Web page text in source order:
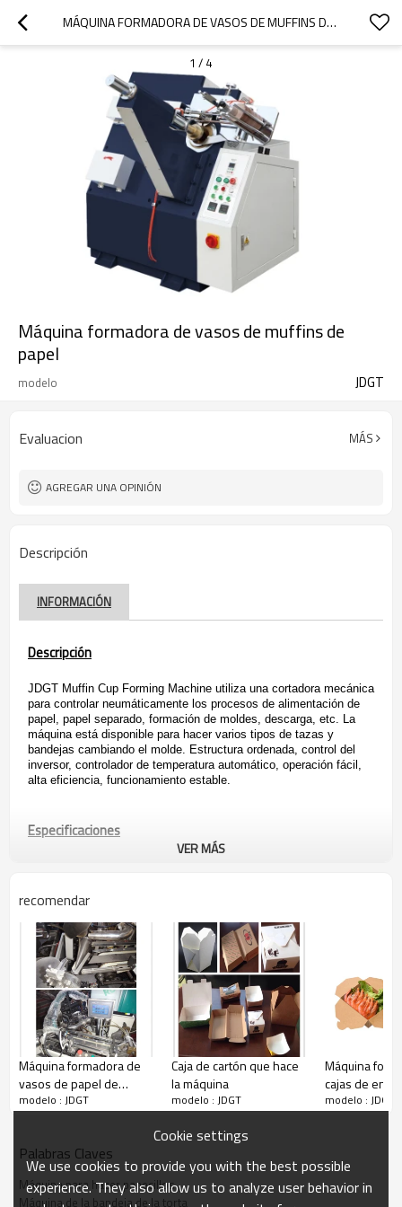
MÁQUINA FORMADORA DE VASOS DE MUFFINS DE PAPEL
1 / 4
Máquina formadora de vasos de muffins de
papel
modelo JDGT
Evaluacion MÁS
AGREGAR UNA OPINIÓN
Descripción
INFORMACIÓN
Descripción
JDGT Muffin Cup Forming Machine utiliza una cortadora mecánica
para controlar neumáticamente los procesos de alimentación de
papel, papel separado, formación de moldes, descarga, etc. La
máquina está disponible para hacer varios tipos de tazas y
bandejas cambiando el molde. Estructura ordenada, control del
inversor, controlador de temperatura automático, operación fácil,
alta eficiencia, funcionamiento estable.
Especificaciones
Tamaño de papel
Sustrato Papel a prueba de aceite 30-40 g /
m2
Velocidad
15-20 piezas / carrera, 20-40
carrera / min
Fuente de alimentación
380v / 1p / 50hz
Poder total
2.5 kw (motor de 1.5 kw,
calentador de 1 kw)
Suministro de aire
0.6 Mpa, 0.3 m3/ min (no
incluido)
Peso
500 kg
Tamaño de la caja del paquete
1500 x 1300 x 1400 mm
Máquina
VER MÁS
recomendar
Máquina formadora de
vasos de papel de
palomitas de helado
modelo : JDGT
Caja de cartón que hace
la máquina
modelo : JDGT
Máquina
cajas de
papel
modelo : JDGT
Palabras Claves
Máquina para hacer panecillos
Máquina de la bandeja de la torta
Cookie settings
We use cookies to provide you with the best possible
experience. They also allow us to analyze user behavior in